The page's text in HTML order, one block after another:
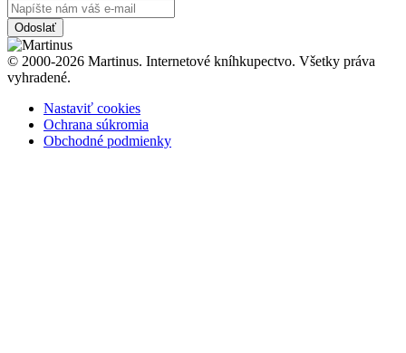
Odoslať
© 2000-2026 Martinus. Internetové kníhkupectvo. Všetky práva
vyhradené.
Nastaviť cookies
Ochrana súkromia
Obchodné podmienky